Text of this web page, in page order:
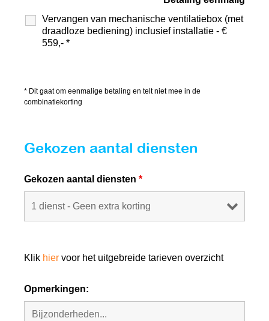
Vervangen van mechanische ventilatiebox (met
draadloze bediening) inclusief installatie - €
559,- *
* Dit gaat om eenmalige betaling en telt niet mee in de
combinatiekorting
Gekozen aantal diensten
Gekozen aantal diensten *
Klik hier voor het uitgebreide tarieven overzicht
Opmerkingen: